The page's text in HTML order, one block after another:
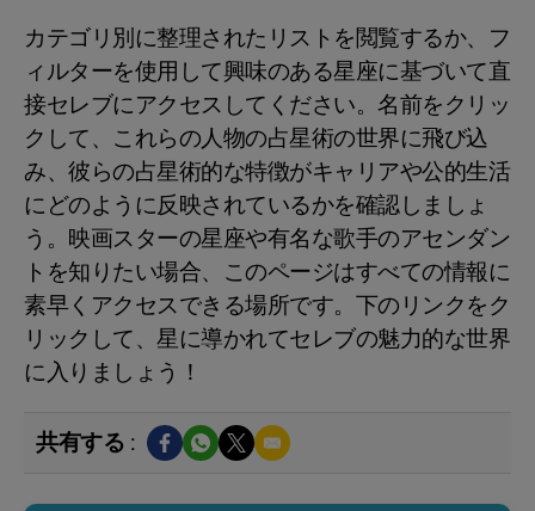
カテゴリ別に整理されたリストを閲覧するか、フ
ィルターを使用して興味のある星座に基づいて直
接セレブにアクセスしてください。名前をクリッ
クして、これらの人物の占星術の世界に飛び込
み、彼らの占星術的な特徴がキャリアや公的生活
にどのように反映されているかを確認しましょ
う。映画スターの星座や有名な歌手のアセンダン
トを知りたい場合、このページはすべての情報に
素早くアクセスできる場所です。下のリンクをク
リックして、星に導かれてセレブの魅力的な世界
に入りましょう！
共有する :